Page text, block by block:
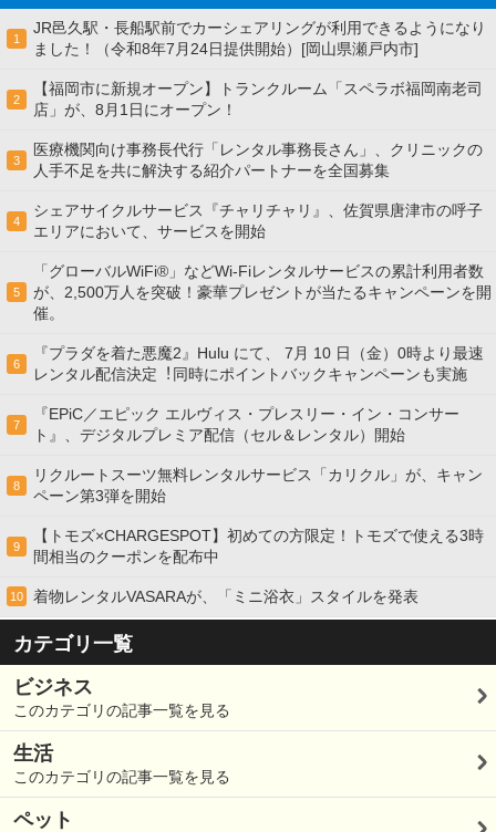
1
JR邑久駅・長船駅前でカーシェアリングが利用できるようになり
ました！（令和8年7月24日提供開始）[岡山県瀬戸内市]
2
【福岡市に新規オープン】トランクルーム「スペラボ福岡南老司
店」が、8月1日にオープン！
3
医療機関向け事務長代行「レンタル事務長さん」、クリニックの
人手不足を共に解決する紹介パートナーを全国募集
4
シェアサイクルサービス『チャリチャリ』、佐賀県唐津市の呼子
エリアにおいて、サービスを開始
5
「グローバルWiFi®」などWi-Fiレンタルサービスの累計利用者数
が、2,500万人を突破！豪華プレゼントが当たるキャンペーンを開
催。
6
『プラダを着た悪魔2』Hulu にて、 7⽉ 10 ⽇（金）0時より最速
レンタル配信決定︕同時にポイントバックキャンペーンも実施
7
『EPiC／エピック エルヴィス・プレスリー・イン・コンサー
ト』、デジタルプレミア配信（セル＆レンタル）開始
8
リクルートスーツ無料レンタルサービス「カリクル」が、キャン
ペーン第3弾を開始
9
【トモズ×CHARGESPOT】初めての方限定！トモズで使える3時
間相当のクーポンを配布中
10 着物レンタルVASARAが、「ミニ浴衣」スタイルを発表
カテゴリ一覧
ビジネス
このカテゴリの記事一覧を見る
生活
このカテゴリの記事一覧を見る
ペット